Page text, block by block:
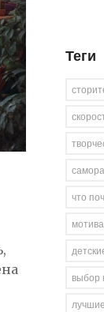
Теги
что
выбор